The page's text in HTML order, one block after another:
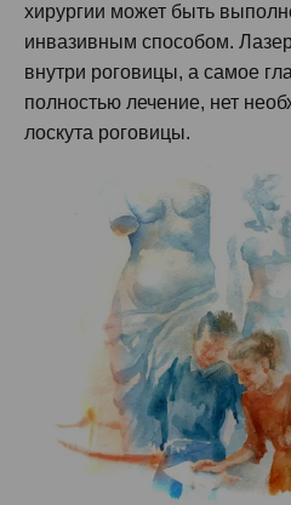
хирургии может быть
инвазивным способом.
внутри роговицы, а самое
полностью лечение, нет
лоскута роговицы.